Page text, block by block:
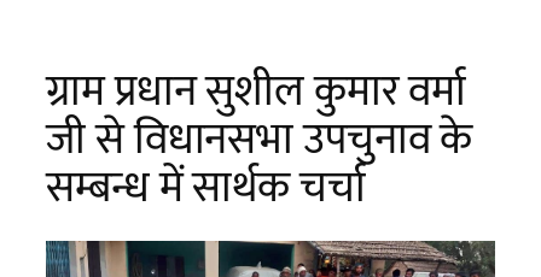
ग्राम प्रधान सुशील कुमार वर्मा
जी से विधानसभा उपचुनाव के
सम्बन्ध में सार्थक चर्चा